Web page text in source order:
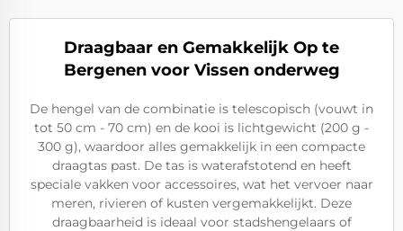
Draagbaar en Gemakkelijk Op te
Bergenen voor Vissen onderweg
De hengel van de combinatie is telescopisch (vouwt in
tot 50 cm - 70 cm) en de kooi is lichtgewicht (200 g -
300 g), waardoor alles gemakkelijk in een compacte
draagtas past. De tas is waterafstotend en heeft
speciale vakken voor accessoires, wat het vervoer naar
meren, rivieren of kusten vergemakkelijkt. Deze
draagbaarheid is ideaal voor stadshengelaars of